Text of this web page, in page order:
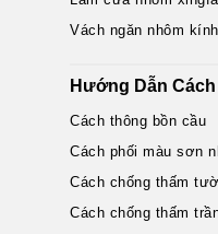
Vách ngăn nhôm kính
Hướng Dẫn Cách
Cách thông bồn cầu
Cách phối màu sơn
Cách chống thấm
Cách chống thấm